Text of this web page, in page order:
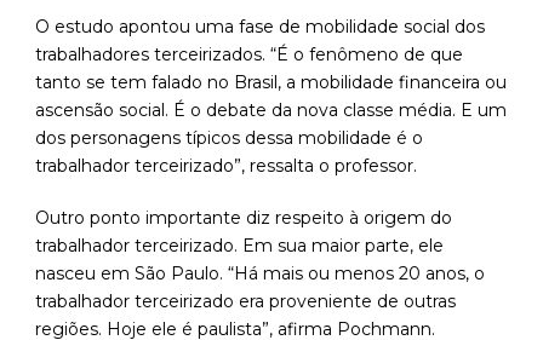
O estudo apontou uma fase de mobilidade social dos
trabalhadores terceirizados. “É o fenômeno de que
tanto se tem falado no Brasil, a mobilidade financeira ou
ascensão social. É o debate da nova classe média. E um
dos personagens típicos dessa mobilidade é o
trabalhador terceirizado”, ressalta o professor.
Outro ponto importante diz respeito à origem do
trabalhador terceirizado. Em sua maior parte, ele
nasceu em São Paulo. “Há mais ou menos 20 anos, o
trabalhador terceirizado era proveniente de outras
regiões. Hoje ele é paulista”, afirma Pochmann.